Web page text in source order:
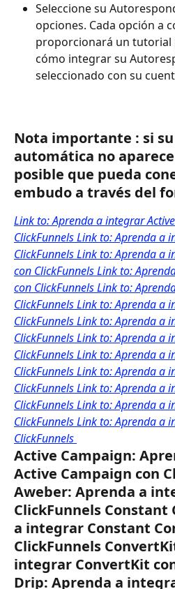
Seleccione su
opciones. Cada opción a
proporcionará un tutorial
cómo integrar su
seleccionado con su
Nota importante : si
automática no
posible que pueda
embudo a través del
Link to: Aprenda a integrar
ClickFunnels Link to: Aprenda a
ClickFunnels Link to: Aprenda a
con ClickFunnels Link to:
con ClickFunnels Link to:
ClickFunnels Link to: Aprenda a
ClickFunnels Link to: Aprenda a
ClickFunnels Link to: Aprenda a
ClickFunnels Link to: Aprenda a
ClickFunnels Link to: Aprenda a
ClickFunnels Link to: Aprenda a
ClickFunnels Link to: Aprenda a
ClickFunnels Link to: Aprenda a
ClickFunnels
Active Campaign:
Active Campaign con
Aweber: Aprenda a
ClickFunnels Constant
a integrar Constant
ClickFunnels
integrar ConvertKit
Drip: Aprenda a